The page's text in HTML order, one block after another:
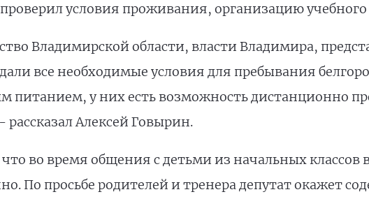
условия проживания, организацию учебного
Владимирской области, власти Владимира,
все необходимые условия для пребывания
питанием, у них есть возможность дистанционно
рассказал Алексей Говырин.
во время общения с детьми из начальных классов
По просьбе родителей и тренера депутат окажет